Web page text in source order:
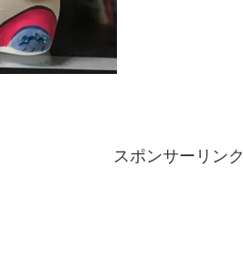
スポンサーリンク